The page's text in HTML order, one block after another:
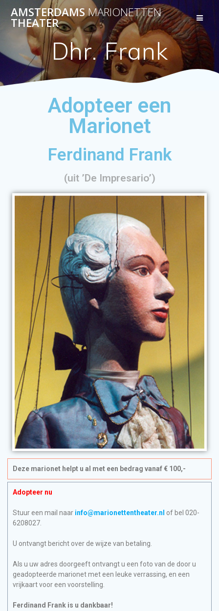
AMSTERDAMSMARIONETTEN
THEATER
Dhr. Frank
Adopteer een
Marionet
Ferdinand Frank
(uit ’De Impresario’)
Deze marionet helpt u al met een bedrag vanaf € 100,-
Adopteer nu
Stuur een mail naar info@marionettentheater.nl of bel 020-
6208027.
U ontvangt bericht over de wijze van betaling.
Als u uw adres doorgeeft ontvangt u een foto van de door u
geadopteerde marionet met een leuke verrassing, en een
vrijkaart voor een voorstelling.
Ferdinand Frank is u dankbaar!